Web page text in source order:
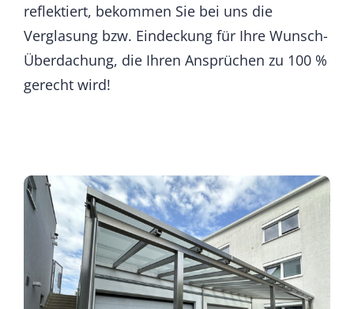
reflektiert, bekommen Sie bei uns die
Verglasung bzw. Eindeckung für Ihre Wunsch-
Überdachung, die Ihren Ansprüchen zu 100 %
gerecht wird!